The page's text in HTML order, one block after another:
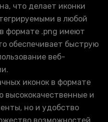
что делает иконки
в любой
формате .png имеют
обеспечивает быструю
веб-
иконок в формате
высококачественные и
но и удобство